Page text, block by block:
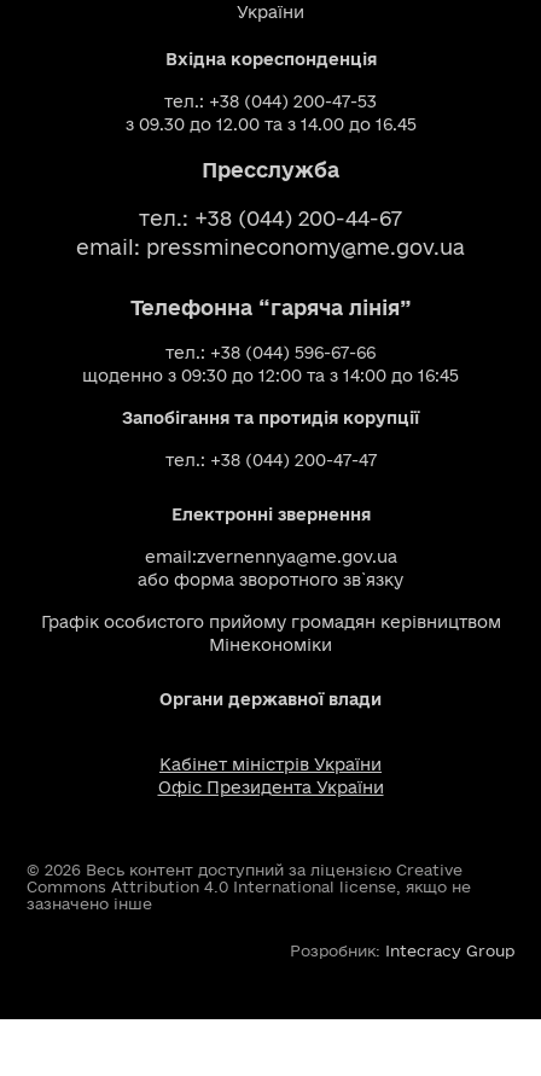
України
Вхідна кореспонденція
тел.: +38 (044) 200-47-53
з 09.30 до 12.00 та з 14.00 до 16.45
Пресслужба
тел.: +38 (044) 200-44-67
email: pressmineconomy@me.gov.ua
Телефонна “гаряча лінія”
тел.: +38 (044) 596-67-66
щоденно з 09:30 до 12:00 та з 14:00 до 16:45
Запобігання та протидія корупції
тел.: +38 (044) 200-47-47
Електронні звернення
email:zvernennya@me.gov.ua
або форма зворотного зв`язку
Графік особистого прийому громадян керівництвом
Мінекономіки
Органи державної влади
Кабінет міністрів України
Офіс Президента України
© 2026 Весь контент доступний за ліцензією Creative
Commons Attribution 4.0 International license, якщо не
зазначено інше
Розробник: Intecracy Group